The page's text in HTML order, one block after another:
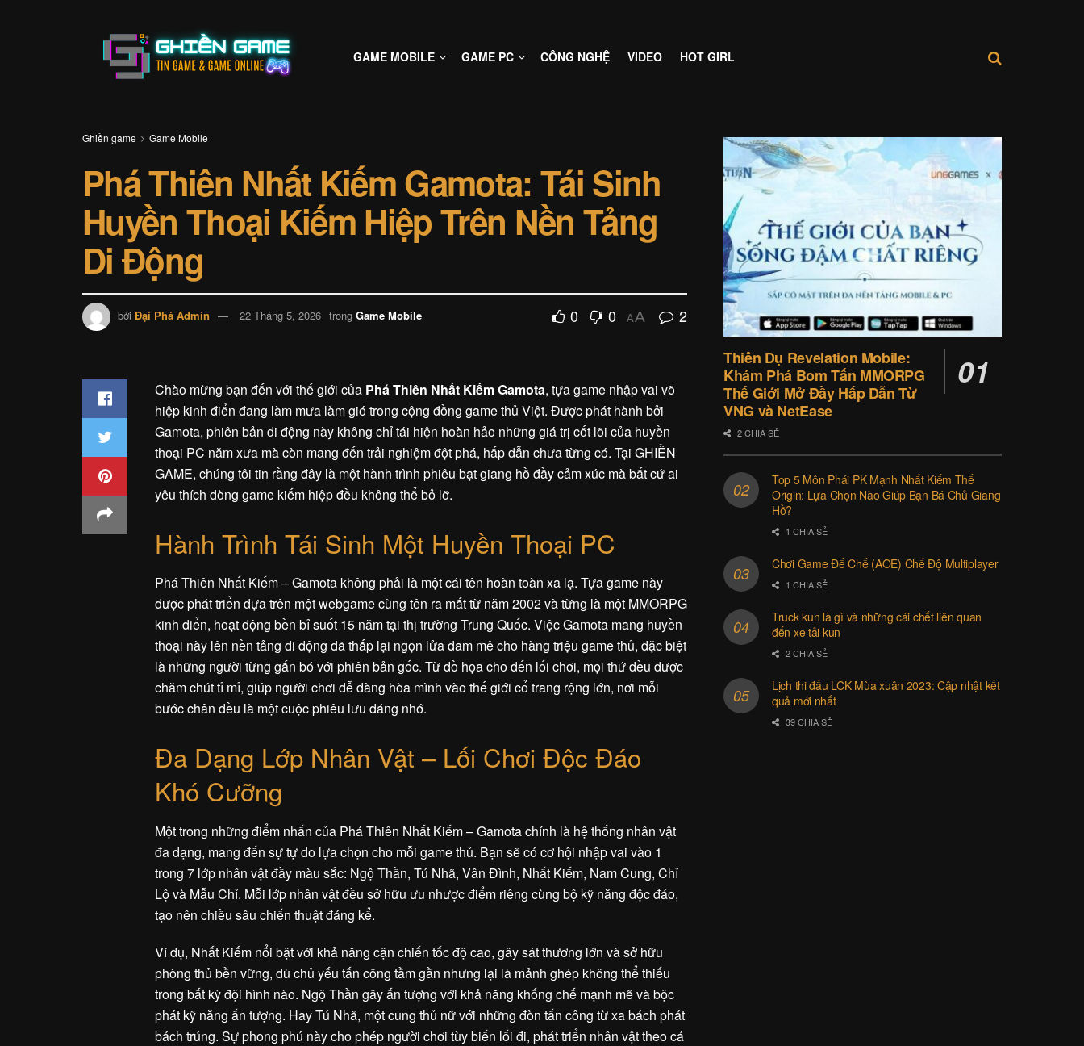
GAME MOBILE GAME PC CÔNG NGHỆ VIDEO HOT GIRL
Ghiền game Game Mobile
Phá Thiên Nhất Kiếm Gamota: Tái Sinh
Huyền Thoại Kiếm Hiệp Trên Nền Tảng
Di Động
bởi Đại Phá Admin 22 Tháng 5, 2026 trong Game Mobile 0 0 AA 2
Chào mừng bạn đến với thế giới của Phá Thiên Nhất Kiếm Gamota, tựa game nhập vai võ
hiệp kinh điển đang làm mưa làm gió trong cộng đồng game thủ Việt. Được phát hành bởi
Gamota, phiên bản di động này không chỉ tái hiện hoàn hảo những giá trị cốt lõi của huyền
thoại PC năm xưa mà còn mang đến trải nghiệm đột phá, hấp dẫn chưa từng có. Tại GHIỀN
GAME, chúng tôi tin rằng đây là một hành trình phiêu bạt giang hồ đầy cảm xúc mà bất cứ ai
yêu thích dòng game kiếm hiệp đều không thể bỏ lỡ.
Hành Trình Tái Sinh Một Huyền Thoại PC
Phá Thiên Nhất Kiếm – Gamota không phải là một cái tên hoàn toàn xa lạ. Tựa game này
được phát triển dựa trên một webgame cùng tên ra mắt từ năm 2002 và từng là một MMORPG
kinh điển, hoạt động bền bỉ suốt 15 năm tại thị trường Trung Quốc. Việc Gamota mang huyền
thoại này lên nền tảng di động đã thắp lại ngọn lửa đam mê cho hàng triệu game thủ, đặc biệt
là những người từng gắn bó với phiên bản gốc. Từ đồ họa cho đến lối chơi, mọi thứ đều được
chăm chút tỉ mỉ, giúp người chơi dễ dàng hòa mình vào thế giới cổ trang rộng lớn, nơi mỗi
bước chân đều là một cuộc phiêu lưu đáng nhớ.
Đa Dạng Lớp Nhân Vật – Lối Chơi Độc Đáo
Khó Cưỡng
Một trong những điểm nhấn của Phá Thiên Nhất Kiếm – Gamota chính là hệ thống nhân vật
đa dạng, mang đến sự tự do lựa chọn cho mỗi game thủ. Bạn sẽ có cơ hội nhập vai vào 1
trong 7 lớp nhân vật đầy màu sắc: Ngộ Thần, Tú Nhã, Vân Đình, Nhất Kiếm, Nam Cung, Chỉ
Lộ và Mẫu Chỉ. Mỗi lớp nhân vật đều sở hữu ưu nhược điểm riêng cùng bộ kỹ năng độc đáo,
tạo nên chiều sâu chiến thuật đáng kể.
Ví dụ, Nhất Kiếm nổi bật với khả năng cận chiến tốc độ cao, gây sát thương lớn và sở hữu
phòng thủ bền vững, dù chủ yếu tấn công tầm gần nhưng lại là mảnh ghép không thể thiếu
trong bất kỳ đội hình nào. Ngộ Thần gây ấn tượng với khả năng khống chế mạnh mẽ và bộc
phát kỹ năng ấn tượng. Hay Tú Nhã, một cung thủ nữ với những đòn tấn công từ xa bách phát
bách trúng. Sự phong phú này cho phép người chơi tùy biến lối đi, phát triển nhân vật theo cá
Thiên Dụ Revelation Mobile:
Khám Phá Bom Tấn MMORPG
Thế Giới Mở Đầy Hấp Dẫn Từ
VNG và NetEase
2 CHIA SẺ
Top 5 Môn Phái PK Mạnh Nhất Kiếm Thế
Origin: Lựa Chọn Nào Giúp Bạn Bá Chủ Giang
Hồ?
1 CHIA SẺ
Chơi Game Đế Chế (AOE) Chế Độ Multiplayer
1 CHIA SẺ
Truck kun là gì và những cái chết liên quan
đến xe tải kun
2 CHIA SẺ
Lịch thi đấu LCK Mùa xuân 2023: Cập nhật kết
quả mới nhất
39 CHIA SẺ